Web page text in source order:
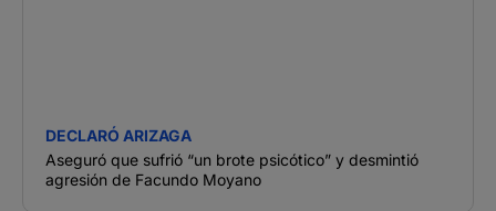
DECLARÓ ARIZAGA
Aseguró que sufrió “un brote psicótico” y desmintió
agresión de Facundo Moyano